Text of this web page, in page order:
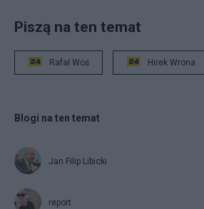
Piszą na ten temat
Rafał Woś Hirek Wrona
Blogi na ten temat
Jan Filip Libicki
report